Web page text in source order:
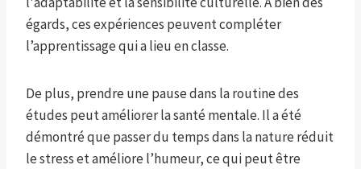
égards, ces expériences peuvent compléter
l’apprentissage qui a lieu en classe.
De plus, prendre une pause dans la routine des
études peut améliorer la santé mentale. Il a été
démontré que passer du temps dans la nature réduit
le stress et améliore l’humeur, ce qui peut être